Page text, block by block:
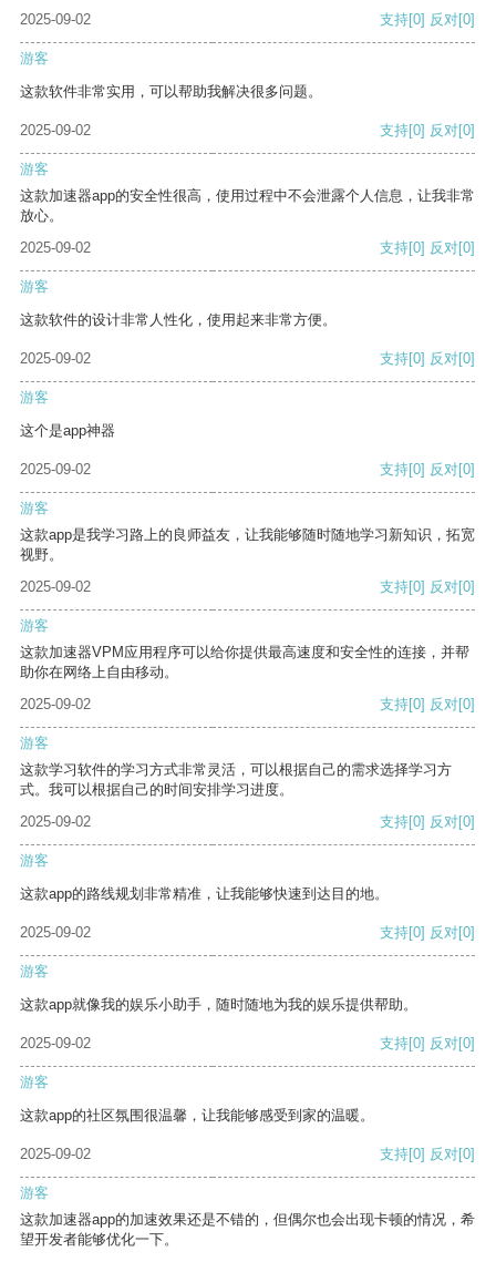
2025-09-02 支持[0] 反对[0]
游客
这款软件非常实用，可以帮助我解决很多问题。
2025-09-02 支持[0] 反对[0]
游客
这款加速器app的安全性很高，使用过程中不会泄露个人信息，让我非常
放心。
2025-09-02
支持[0] 反对[0]
游客
这款软件的设计非常人性化，使用起来非常方便。
2025-09-02 支持[0] 反对[0]
游客
这个是app神器
2025-09-02 支持[0] 反对[0]
游客
这款app是我学习路上的良师益友，让我能够随时随地学习新知识，拓宽
视野。
2025-09-02
支持[0] 反对[0]
游客
这款加速器VPM应用程序可以给你提供最高速度和安全性的连接，并帮
助你在网络上自由移动。
2025-09-02
支持[0] 反对[0]
游客
这款学习软件的学习方式非常灵活，可以根据自己的需求选择学习方
式。我可以根据自己的时间安排学习进度。
2025-09-02
支持[0] 反对[0]
游客
这款app的路线规划非常精准，让我能够快速到达目的地。
2025-09-02 支持[0] 反对[0]
游客
这款app就像我的娱乐小助手，随时随地为我的娱乐提供帮助。
2025-09-02 支持[0] 反对[0]
游客
这款app的社区氛围很温馨，让我能够感受到家的温暖。
2025-09-02 支持[0] 反对[0]
游客
这款加速器app的加速效果还是不错的，但偶尔也会出现卡顿的情况，希
望开发者能够优化一下。